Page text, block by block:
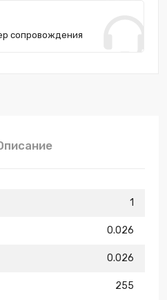
сопровождения
1
0.026
0.026
255